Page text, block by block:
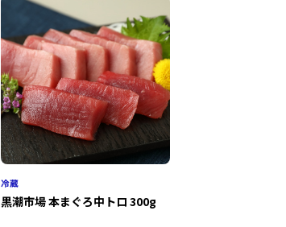
黒潮市場 本まぐろ中トロ 300g